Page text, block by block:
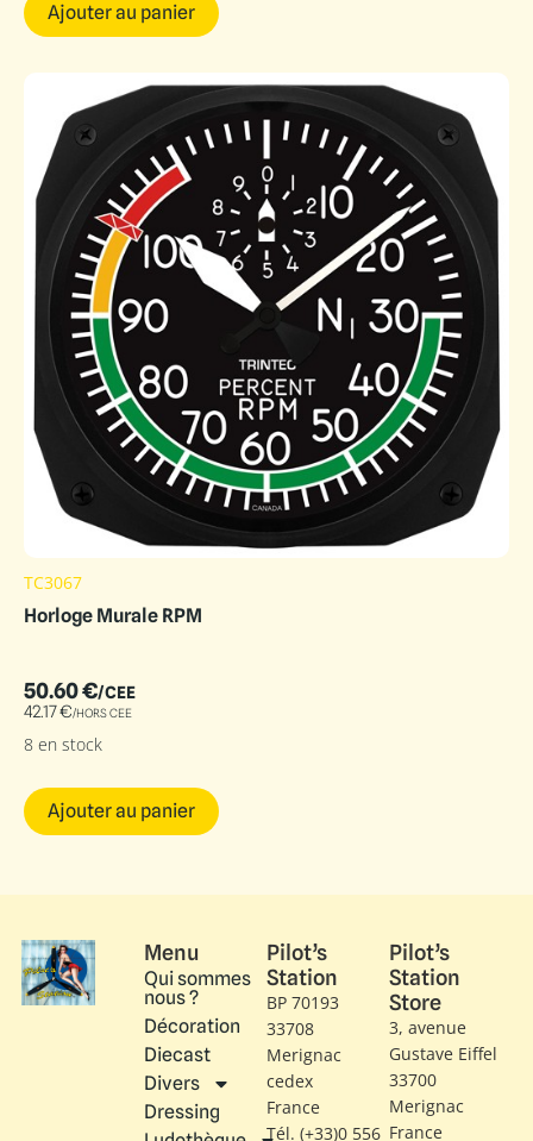
Ajouter au panier
TC3067
Horloge Murale RPM
50.60€/CEE
42.17€/HORS CEE
8 en stock
Ajouter au panier
Menu
Qui sommes
nous ?
Décoration
Diecast
Divers
Dressing
Pilot’s
Station
BP 70193
33708
Merignac
cedex
France
Tél. (+33)0 556
Pilot’s
Station
Store
3, avenue
Gustave Eiffel​
33700
Merignac
France